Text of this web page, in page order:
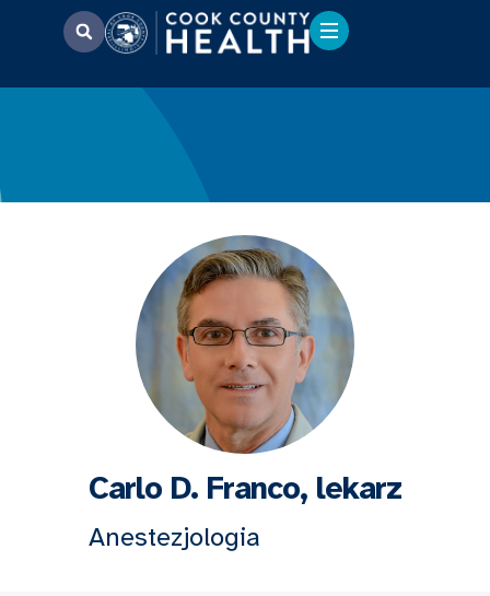
Carlo D. Franco, lekarz
Anestezjologia